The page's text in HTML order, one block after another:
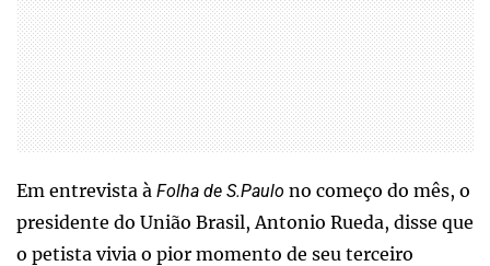
Em entrevista à Folha de S.Paulo no começo do mês, o
presidente do União Brasil, Antonio Rueda, disse que
o petista vivia o pior momento de seu terceiro